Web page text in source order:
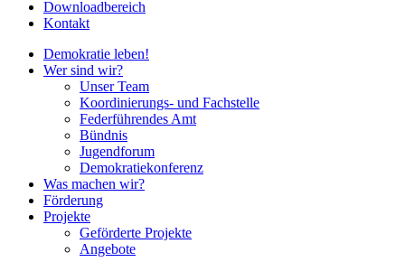
Downloadbereich
Kontakt
Demokratie leben!
Wer sind wir?
Unser Team
Koordinierungs- und Fachstelle
Federführendes Amt
Bündnis
Jugendforum
Demokratiekonferenz
Was machen wir?
Förderung
Projekte
Geförderte Projekte
Angebote